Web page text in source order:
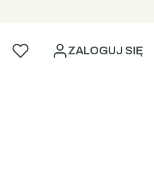
Ulubione ZALOGUJ SIĘ